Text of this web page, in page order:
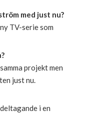
med just nu?
TV-serie som
projekt men
just nu.
i en